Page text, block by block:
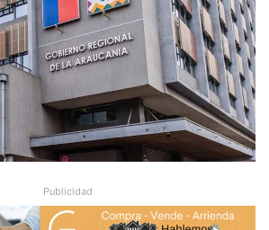
Publicidad